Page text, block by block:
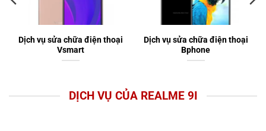
Dịch vụ sửa chữa điện thoại
Vsmart
Dịch vụ sửa chữa điện thoại
Bphone
DỊCH VỤ CỦA REALME 9I